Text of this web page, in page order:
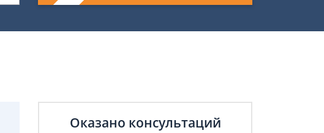
Оказано консультаций